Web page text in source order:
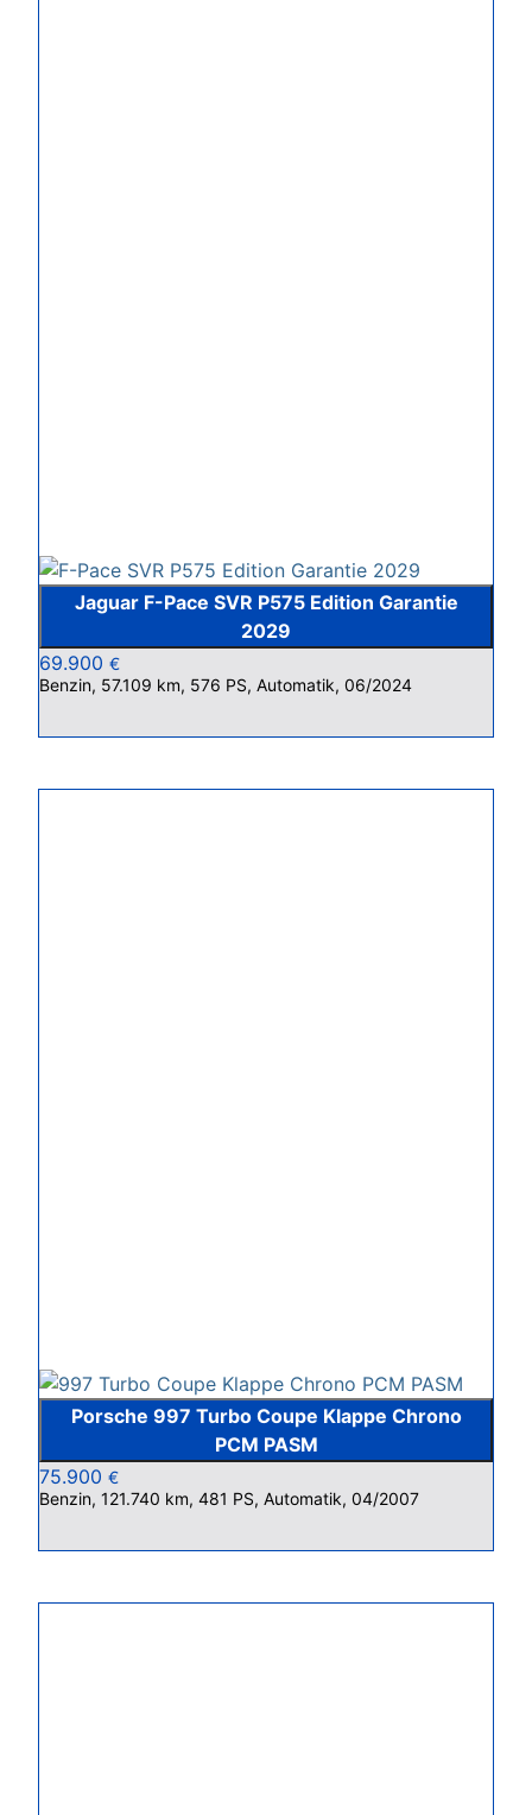
Jaguar F-Pace SVR P575 Edition Garantie
2029
69.900 €
Benzin, 57.109 km, 576 PS, Automatik, 06/2024
Porsche 997 Turbo Coupe Klappe Chrono
PCM PASM
75.900 €
Benzin, 121.740 km, 481 PS, Automatik, 04/2007